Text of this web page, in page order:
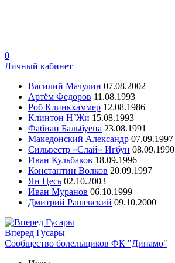
0
Личный кабинет
Василий Мачулин 07.08.2002
Артём Федоров 11.08.1993
Роб Клинкхаммер 12.08.1986
Клинтон Н`Жи 15.08.1993
Фабиан Бальбуена 23.08.1991
Македонский Александр 07.09.1997
Сильвестр «Слай» Игбун 08.09.1990
Иван Кульбаков 18.09.1996
Константин Волков 20.09.1997
Ян Цесь 02.10.2003
Иван Муранов 06.10.1999
Дмитрий Рашевский 09.10.2000
Вперед Гусары
Сообщество болельщиков ФК "Динамо"